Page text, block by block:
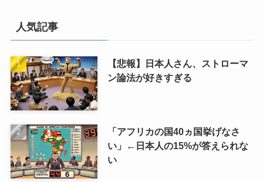
人気記事
【悲報】日本人さん、ストローマ
ン論法が好きすぎる
「アフリカの国40ヵ国挙げなさ
い」←日本人の15%が答えられな
い